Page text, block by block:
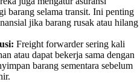
barang selama transit. Ini penting
jika barang rusak atau hilang
Freight forwarder sering kali
atau dapat bekerja sama dengan
barang sementara sebelum